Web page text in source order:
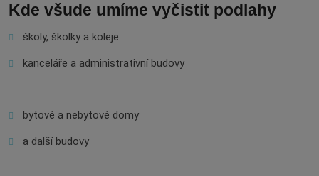
Kde všude umíme vyčistit podlahy
školy, školky a koleje
kanceláře a administrativní budovy
bytové a nebytové domy
a další budovy